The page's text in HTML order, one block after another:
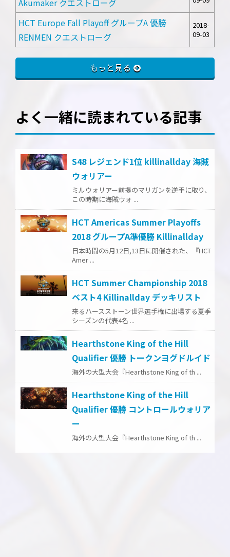
HCT Europe Fall Playoff グループA 優勝
RENMEN クエストローグ
2018-
09-03
もっと見る
よく一緒に読まれている記事
S48 レジェンド1位 killinallday 海賊
ウォリアー
ミルウォリアー前提のマリガンを逆手に取り、
この時期に海賊ウォ ...
HCT Americas Summer Playoffs
2018 グループA準優勝 Killinallday
日本時間の5月12日,13日に開催された、『HCT
Amer ...
HCT Summer Championship 2018
ベスト4 Killinallday デッキリスト
来るハースストーン世界選手権に出場する夏季
シーズンの代表4名 ...
Hearthstone King of the Hill
Qualifier 優勝 トークンヨグドルイド
海外の大型大会『Hearthstone King of th ...
Hearthstone King of the Hill
Qualifier 優勝 コントロールウォリア
ー
海外の大型大会『Hearthstone King of th ...